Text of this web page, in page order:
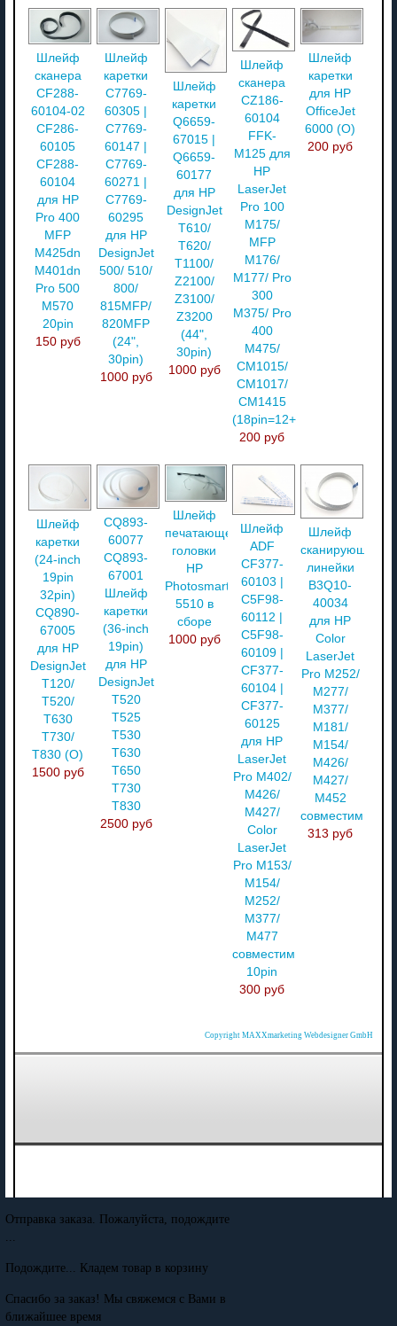
Шлейф
сканера
CF288-
60104-02
CF286-
60105
CF288-
60104
для HP
Pro 400
MFP
M425dn
M401dn
Pro 500
M570
20pin
150 руб
Шлейф
каретки
C7769-
60305 |
C7769-
60147 |
C7769-
60271 |
C7769-
60295
для HP
DesignJet
500/ 510/
800/
815MFP/
820MFP
(24",
30pin)
1000 руб
Шлейф
каретки
Q6659-
67015 |
Q6659-
60177
для HP
DesignJet
T610/
T620/
T1100/
Z2100/
Z3100/
Z3200
(44",
30pin)
1000 руб
Шлейф
сканера
CZ186-
60104
FFK-
M125 для
HP
LaserJet
Pro 100
M175/
MFP
M176/
M177/ Pro
300
M375/ Pro
400
M475/
CM1015/
CM1017/
CM1415
(18pin=12+6)
200 руб
Шлейф
каретки
для HP
OfficeJet
6000 (О)
200 руб
Шлейф
каретки
(24-inch
19pin
32pin)
CQ890-
67005
для HP
DesignJet
T120/
T520/
T630
T730/
T830 (О)
1500 руб
CQ893-
60077
CQ893-
67001
Шлейф
каретки
(36-inch
19pin)
для HP
DesignJet
T520
T525
T530
T630
T650
T730
T830
2500 руб
Шлейф
печатающей
головки
HP
Photosmart
5510 в
сборе
1000 руб
Шлейф
ADF
CF377-
60103 |
C5F98-
60112 |
C5F98-
60109 |
CF377-
60104 |
CF377-
60125
для HP
LaserJet
Pro M402/
M426/
M427/
Color
LaserJet
Pro M153/
M154/
M252/
M377/
M477
совместимый
10pin
300 руб
Шлейф
сканирующей
линейки
B3Q10-
40034
для HP
Color
LaserJet
Pro M252/
M277/
M377/
M181/
M154/
M426/
M427/
M452
совместимый
313 руб
Copyright MAXXmarketing Webdesigner GmbH
Отправка заказа. Пожалуйста, подождите
Подождите... Кладем товар в корзину
Спасибо за заказ! Мы свяжемся с Вами в
ближайшее время